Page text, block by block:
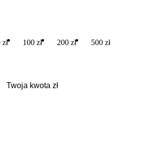
zł 100 zł 200 zł 500 zł